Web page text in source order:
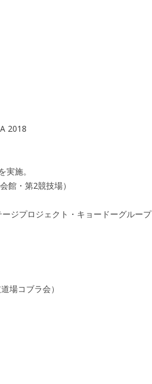
2018
施。
館・第2競技場）
ジプロジェクト・キョードーグループ
場コブラ会）